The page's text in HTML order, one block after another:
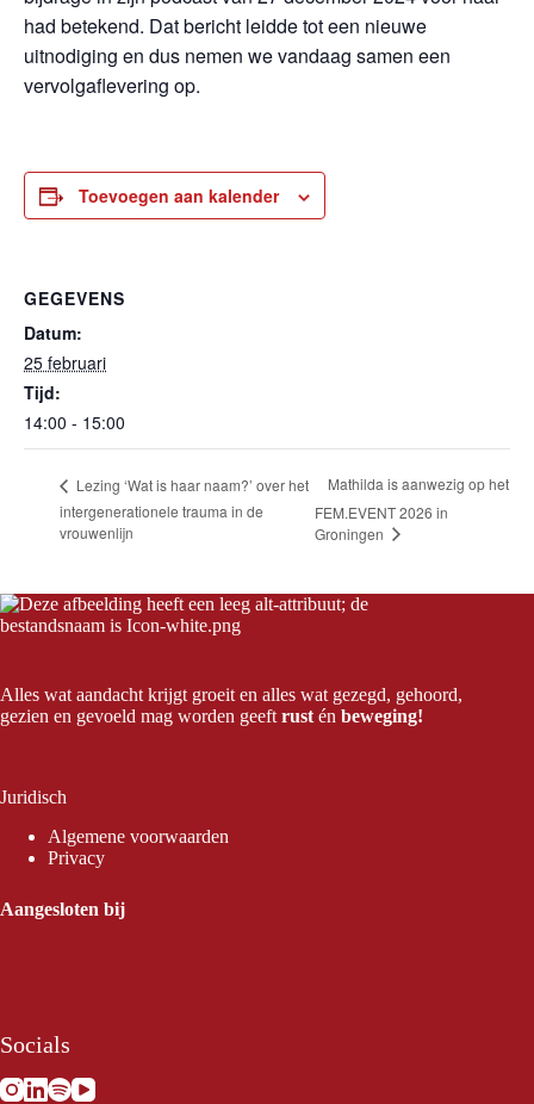
had betekend. Dat bericht leidde tot een nieuwe
uitnodiging en dus nemen we vandaag samen een
vervolgaflevering op.
Toevoegen aan kalender
GEGEVENS
Datum:
25 februari
Tijd:
14:00 - 15:00
Lezing ‘Wat is haar naam?’ over het
intergenerationele trauma in de
vrouwenlijn
Mathilda is aanwezig op het
FEM.EVENT 2026 in
Groningen
Alles wat aandacht krijgt groeit en alles wat gezegd, gehoord,
gezien en gevoeld mag worden geeftrustén beweging!
Juridisch
Algemene voorwaarden
Privacy
Aangesloten bij
Socials